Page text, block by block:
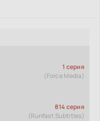
1 серия
(Force Media)
814 серия
(Runfast.Subtitles)